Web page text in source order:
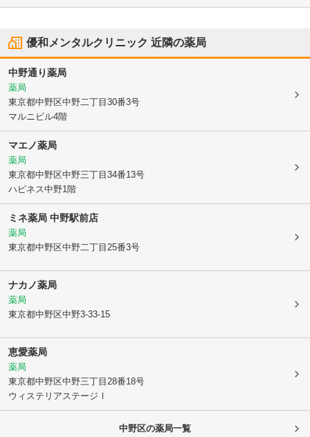
優和メンタルクリニック 近隣の薬局
中野通り薬局
薬局
東京都中野区中野二丁目30番3号
マルニビル4階
マエノ薬局
薬局
東京都中野区中野三丁目34番13号
ハピネス中野1階
ミネ薬局 中野駅前店
薬局
東京都中野区中野二丁目25番3号
ナカノ薬局
薬局
東京都中野区中野3-33-15
恵愛薬局
薬局
東京都中野区中野三丁目28番18号
ウィステリアステージⅠ
中野区の薬局一覧